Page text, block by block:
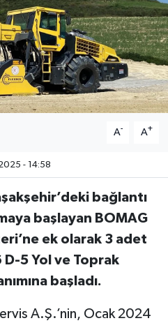
A- A+
- 14:58
bağlantı
başlayan BOMAG
ek olarak 3 adet
D-5 Yol ve Toprak
başladı.
A.Ş.’nin, Ocak 2024